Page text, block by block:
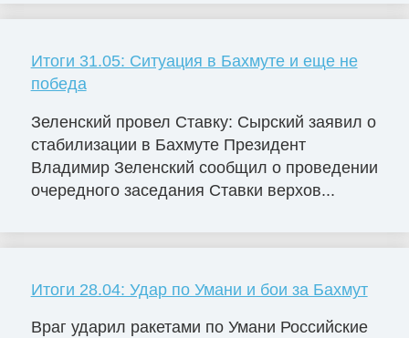
Итоги 31.05: Ситуация в Бахмуте и еще не
победа
Зеленский провел Ставку: Сырский заявил о
стабилизации в Бахмуте Президент
Владимир Зеленский сообщил о проведении
очередного заседания Ставки верхов...
Итоги 28.04: Удар по Умани и бои за Бахмут
Враг ударил ракетами по Умани Российские